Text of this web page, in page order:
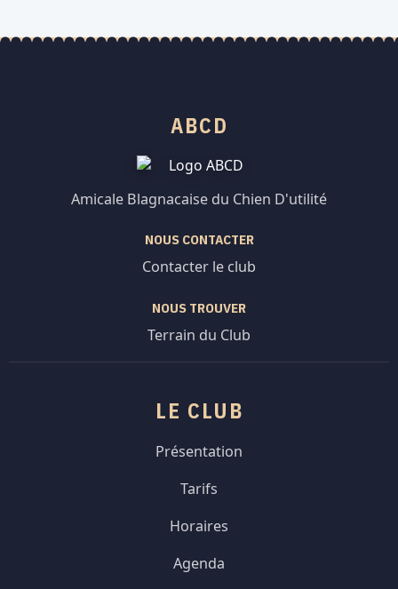
ABCD
Amicale Blagnacaise du Chien D'utilité
NOUS CONTACTER
Contacter le club
NOUS TROUVER
Terrain du Club
LE CLUB
Présentation
Tarifs
Horaires
Agenda